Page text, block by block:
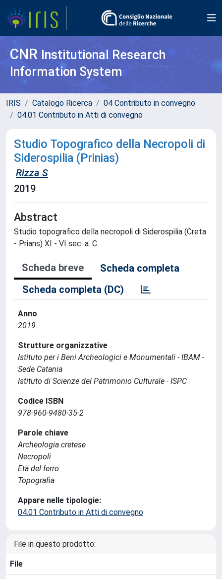
CNR Institutional Research
Information System
IRIS Catalogo Ricerca
04 Contributo in convegno
04.01 Contributo in Atti di convegno
Studio Topografico della Necropoli di
Siderospilia (Prinias)
Rizza S
2019
Abstract
Studio topografico della necropoli di Siderospilia (Creta
- Prians) XI - VI sec. a. C.
Scheda breve
Scheda completa
Scheda completa (DC)
Anno
2019
Strutture organizzative
Istituto per i Beni Archeologici e Monumentali - IBAM -
Sede Catania
Istituto di Scienze del Patrimonio Culturale - ISPC
Codice ISBN
978-960-9480-35-2
Parole chiave
Archeologia cretese
Necropoli
Età del ferro
Topografia
Appare nelle tipologie:
04.01 Contributo in Atti di convegno
File in questo prodotto:
File